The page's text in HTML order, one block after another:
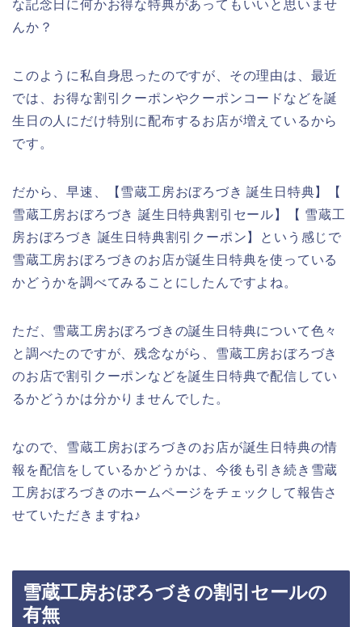
な記念日に何かお得な特典があってもいいと思いませ
んか？
このように私自身思ったのですが、その理由は、最近
では、お得な割引クーポンやクーポンコードなどを誕
生日の人にだけ特別に配布するお店が増えているから
です。
だから、早速、【雪蔵工房おぼろづき 誕生日特典】【
雪蔵工房おぼろづき 誕生日特典割引セール】【 雪蔵工
房おぼろづき 誕生日特典割引クーポン】という感じで
雪蔵工房おぼろづきのお店が誕生日特典を使っている
かどうかを調べてみることにしたんですよね。
ただ、雪蔵工房おぼろづきの誕生日特典について色々
と調べたのですが、残念ながら、雪蔵工房おぼろづき
のお店で割引クーポンなどを誕生日特典で配信してい
るかどうかは分かりませんでした。
なので、雪蔵工房おぼろづきのお店が誕生日特典の情
報を配信をしているかどうかは、今後も引き続き雪蔵
工房おぼろづきのホームページをチェックして報告さ
せていただきますね♪
雪蔵工房おぼろづきの割引セールの
有無